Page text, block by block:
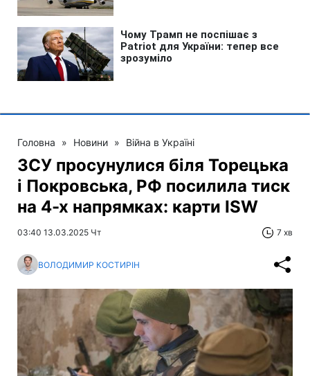
Головна » Новини » Війна в Україні
ЗСУ просунулися біля Торецька
і Покровська, РФ посилила тиск
на 4-х напрямках: карти ISW
03:40 13.03.2025 Чт 7 хв
ВОЛОДИМИР КОСТИРІН